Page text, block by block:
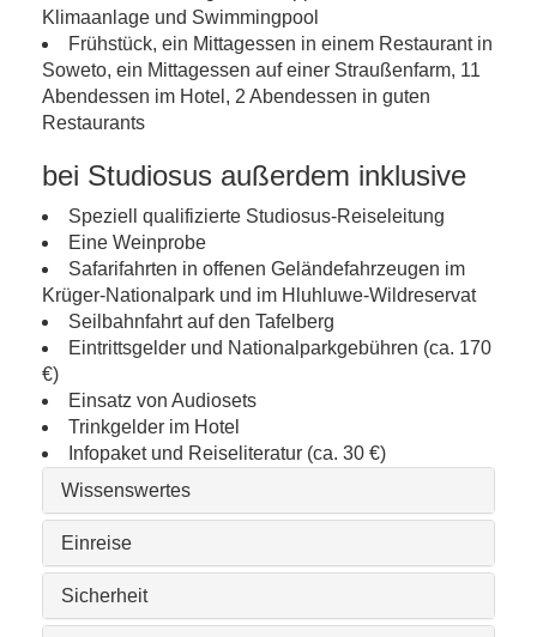
Klimaanlage und Swimmingpool
Frühstück, ein Mittagessen in einem Restaurant in
Soweto, ein Mittagessen auf einer Straußenfarm, 11
Abendessen im Hotel, 2 Abendessen in guten
Restaurants
bei Studiosus außerdem inklusive
Speziell qualifizierte Studiosus-Reiseleitung
Eine Weinprobe
Safarifahrten in offenen Geländefahrzeugen im
Krüger-Nationalpark und im Hluhluwe-Wildreservat
Seilbahnfahrt auf den Tafelberg
Eintrittsgelder und Nationalparkgebühren (ca. 170
€)
Einsatz von Audiosets
Trinkgelder im Hotel
Infopaket und Reiseliteratur (ca. 30 €)
Wissenswertes
Einreise
Sicherheit